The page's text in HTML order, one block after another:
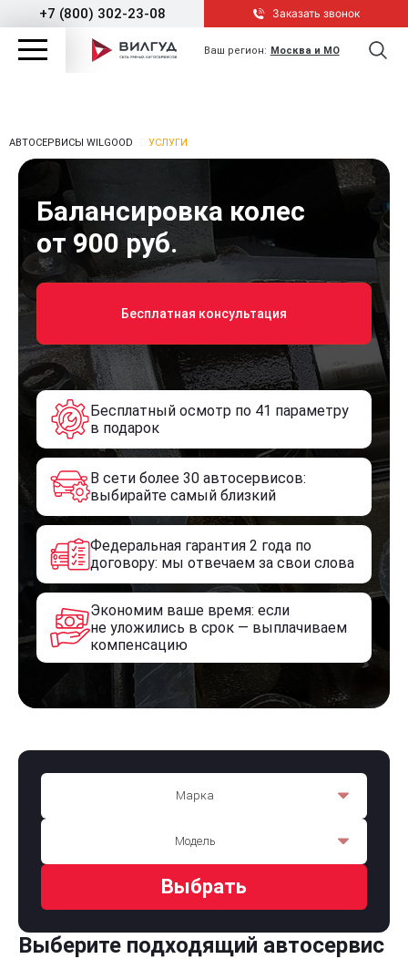
+7 (800) 302-23-08 Заказать звонок
Ваш регион: Москва и МО
АВТОСЕРВИСЫ WILGOOD УСЛУГИ
Балансировка колес
от 900 руб.
Бесплатная консультация
Бесплатный осмотр по 41 параметру
в подарок
В сети более 30 автосервисов:
выбирайте самый близкий
Федеральная гарантия 2 года по
договору: мы отвечаем за свои слова
Экономим ваше время: если
не уложились в срок — выплачиваем
компенсацию
Марка
Модель
Выбрать
Выберите подходящий автосервис